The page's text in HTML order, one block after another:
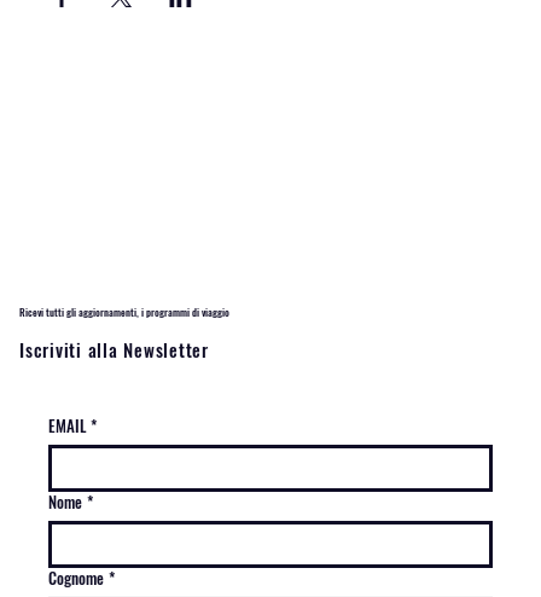
Ricevi tutti gli aggiornamenti, i programmi di viaggio
Iscriviti alla Newsletter
EMAIL *
Nome *
Cognome *